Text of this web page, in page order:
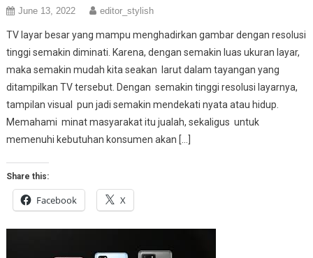
June 13, 2022 editor_stylish
TV layar besar yang mampu menghadirkan gambar dengan resolusi
tinggi semakin diminati. Karena, dengan semakin luas ukuran layar,
maka semakin mudah kita seakan larut dalam tayangan yang
ditampilkan TV tersebut. Dengan semakin tinggi resolusi layarnya,
tampilan visual pun jadi semakin mendekati nyata atau hidup.
Memahami minat masyarakat itu jualah, sekaligus untuk
memenuhi kebutuhan konsumen akan […]
Share this:
Facebook X